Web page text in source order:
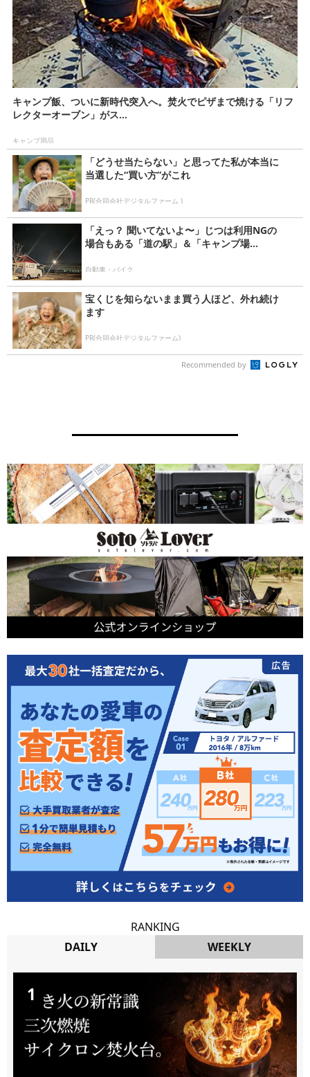
キャンプ飯、ついに新時代突入へ。焚火でピザまで焼ける「リフ
レクターオーブン」がス...
キャンプ用品
「どうせ当たらない」と思ってた私が本当に
当選した“買い方”がこれ
PR(合同会社デジタルファーム )
「えっ？ 聞いてないよ〜」じつは利用NGの
場合もある「道の駅」＆「キャンプ場...
自動車・バイク
宝くじを知らないまま買う人ほど、外れ続け
ます
PR(合同会社デジタルファーム)
Recommended by
RANKING
DAILY
WEEKLY